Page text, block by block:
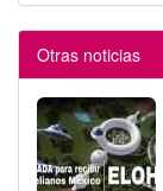
Otras noticias